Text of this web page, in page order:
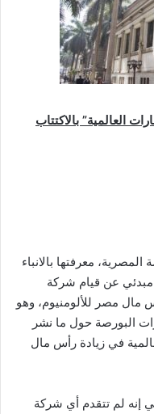
العالمية” بالاكتتاب
معرفتها بالانباء
مبدئي عن قيام شركة
مال مصر للألومنيوم، وهو
البورصة حول ما نشر
في زيادة رأس مال
إنه لم تتقدم أي شركة